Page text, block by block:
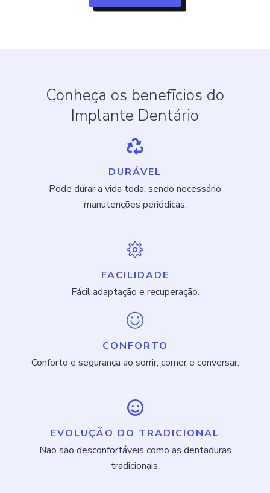
Conheça os benefīcios do
Implante Dentário
DURÁVEL
Pode durar a vida toda, sendo necessário
manutenções periódicas.
FACILIDADE
Fácil adaptação e recuperação.
CONFORTO
Conforto e segurança ao sorrir, comer e conversar.
EVOLUÇÃO DO TRADICIONAL
Não são desconfortáveis como as dentaduras
tradicionais.